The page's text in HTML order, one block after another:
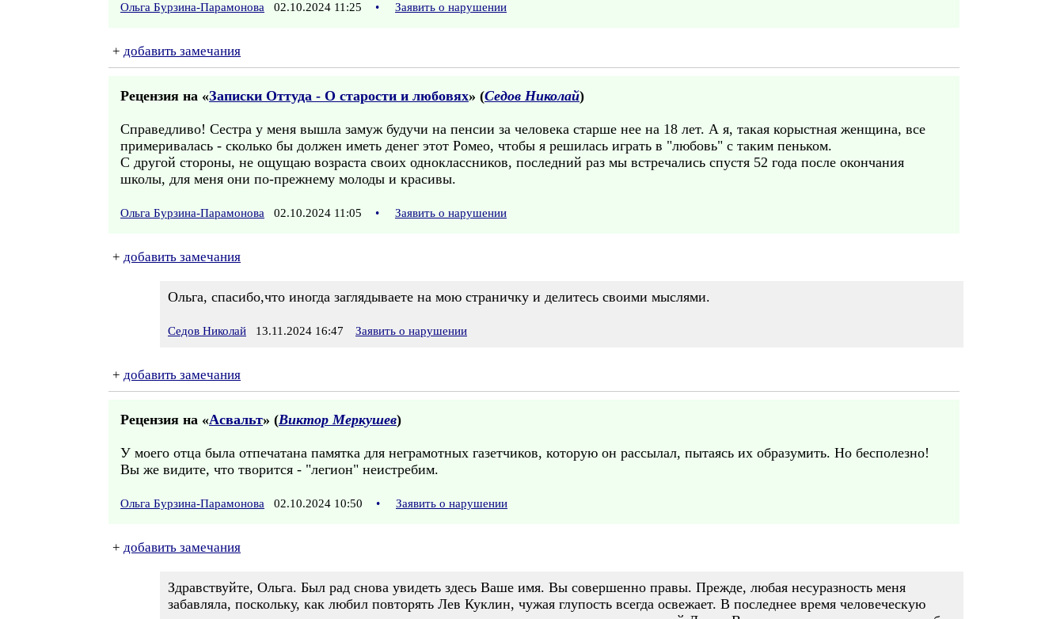
Ольга Бурзина-Парамонова 02.10.2024 11:25 • Заявить о нарушении
+ добавить замечания
Рецензия на «Записки Оттуда - О старости и любовях» (Седов Николай)
Справедливо! Сестра у меня вышла замуж будучи на пенсии за человека старше нее на 18 лет. А я, такая корыстная женщина, все
примеривалась - сколько бы должен иметь денег этот Ромео, чтобы я решилась играть в "любовь" с таким пеньком.
С другой стороны, не ощущаю возраста своих одноклассников, последний раз мы встречались спустя 52 года после окончания
школы, для меня они по-прежнему молоды и красивы.
Ольга Бурзина-Парамонова 02.10.2024 11:05 • Заявить о нарушении
+ добавить замечания
Ольга, спасибо,что иногда заглядываете на мою страничку и делитесь своими мыслями.
Седов Николай 13.11.2024 16:47 Заявить о нарушении
+ добавить замечания
Рецензия на «Асвальт» (Виктор Меркушев)
У моего отца была отпечатана памятка для неграмотных газетчиков, которую он рассылал, пытаясь их образумить. Но бесполезно!
Вы же видите, что творится - "легион" неистребим.
Ольга Бурзина-Парамонова 02.10.2024 10:50 • Заявить о нарушении
+ добавить замечания
Здравствуйте, Ольга. Был рад снова увидеть здесь Ваше имя. Вы совершенно правы. Прежде, любая несуразность меня
забавляла, поскольку, как любил повторять Лев Куклин, чужая глупость всегда освежает. В последнее время человеческую